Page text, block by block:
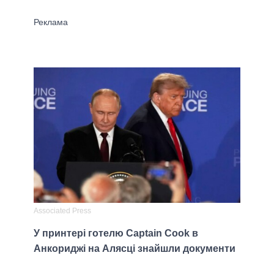
Associated Press
У принтері готелю Captain Cook в
Анкориджі на Алясці знайшли документи